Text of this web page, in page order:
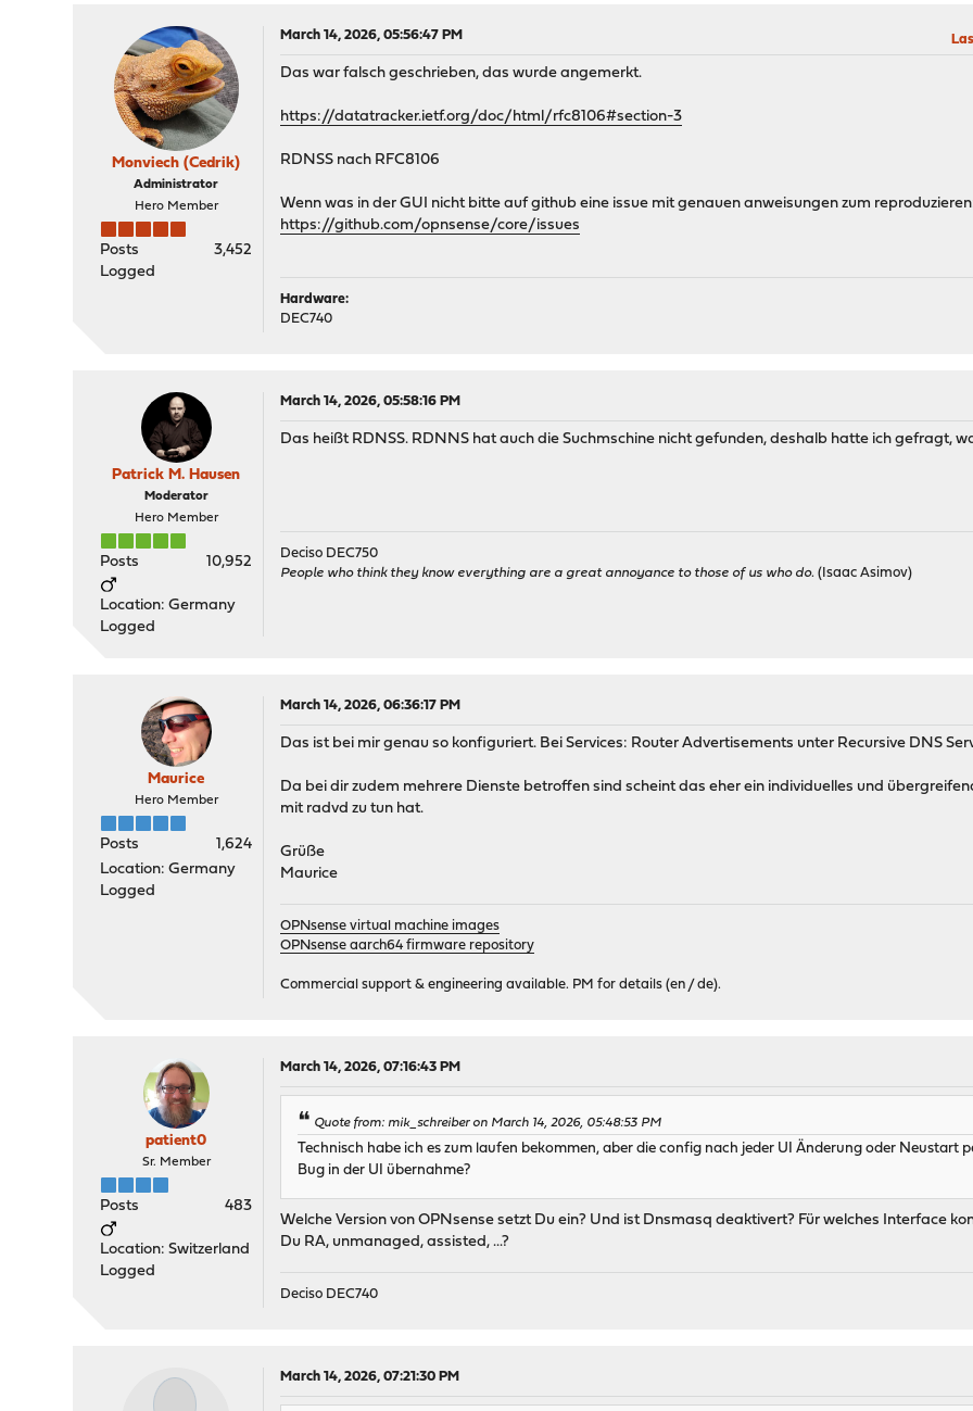
Monviech (Cedrik)
Administrator
Hero Member
Posts
3,452
Logged
March 14, 2026, 05:56:47 PM
Das war falsch geschrieben, das wurde angemerkt.
https://datatracker.ietf.org/doc/html/rfc8106#section-3
RDNSS nach RFC8106
Wenn was in der GUI nicht bitte auf github eine issue mit genauen anweisungen zum
https://github.com/opnsense/core/issues
Hardware:
DEC740
Patrick M. Hausen
Moderator
Hero Member
Posts 10,952
Location: Germany
Logged
March 14, 2026, 05:58:16 PM
Das heißt RDNSS. RDNNS hat auch die Suchmschine nicht gefunden, deshalb hatte ich gefragt,
Deciso DEC750
People who think they know everything are a great annoyance to those of us who do. (Isaac Asimov)
Maurice
Hero Member
Posts
1,624
Location: Germany
Logged
March 14, 2026, 06:36:17 PM
Das ist bei mir genau so konfiguriert. Bei Services: Router Advertisements unter Recursive DNS
Da bei dir zudem mehrere Dienste betroffen sind scheint das eher ein individuelles und
mit radvd zu tun hat.
Grüße
Maurice
OPNsense virtual machine images
OPNsense aarch64 firmware repository
Commercial support & engineering available. PM for details (en / de).
patient0
Sr. Member
Posts 483
Location: Switzerland
Logged
March 14, 2026, 07:16:43 PM
Quote from: mik_schreiber on March 14, 2026, 05:48:53 PM
Technisch habe ich es zum laufen bekommen, aber die config nach jeder UI Änderung oder Neustart
Bug in der UI übernahme?
Welche Version von OPNsense setzt Du ein? Und ist Dnsmasq deaktivert? Für welches Interface
Du RA, unmanaged, assisted, ...?
Deciso DEC740
March 14, 2026, 07:21:30 PM